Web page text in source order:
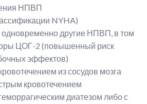
НПВП
NYHA)
другие НПВП, в том
ЦОГ-2 (повышенный риск
эффектов)
из сосудов мозга
кровотечением
диатезом либо с